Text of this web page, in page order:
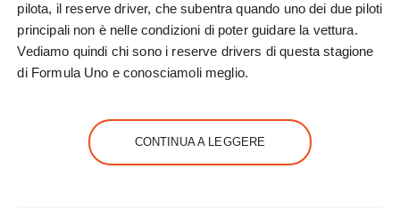
pilota, il reserve driver, che subentra quando uno dei due piloti
principali non è nelle condizioni di poter guidare la vettura.
Vediamo quindi chi sono i reserve drivers di questa stagione
di Formula Uno e conosciamoli meglio.
CONTINUA A LEGGERE